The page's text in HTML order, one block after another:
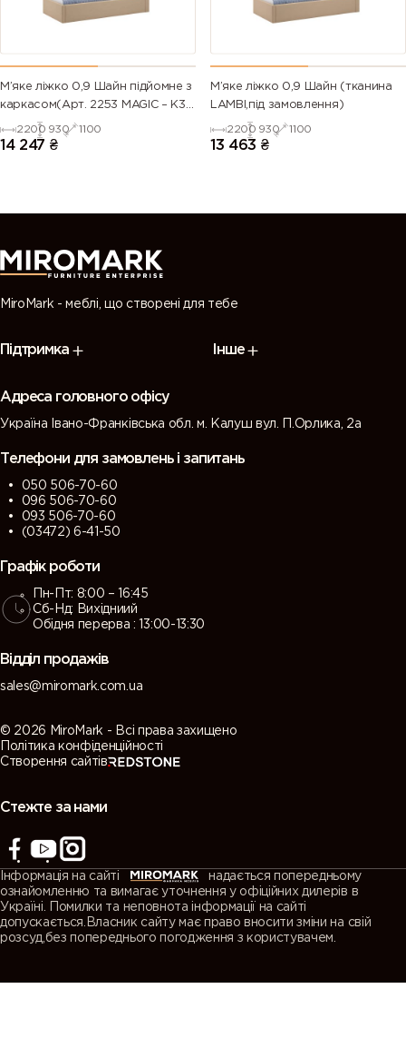
М’яке ліжко 0,9 Шайн підйомне з
каркасом(Арт. 2253 MAGIC – К3
(Пудровий Вельвет))
2200 930 1100
14 247 ₴
М’яке ліжко 0,9 Шайн (тканина
LAMBI,під замовлення)
2200 930 1100
13 463 ₴
MiroMark - меблі, що створені для тебе
Підтримка Інше
Адреса головного офісу
Україна Івано-Франківська обл. м. Калуш вул. П.Орлика, 2а
Телефони для замовлень і запитань
050 506-70-60
096 506-70-60
093 506-70-60
(03472) 6-41-50
Графік роботи
Пн-Пт: 8:00 – 16:45
Сб-Нд: Вихідниий
Обідня перерва : 13:00-13:30
Відділ продажів
sales@miromark.com.ua
© 2026 MiroMark - Всі права захищено
Політика конфіденційності
Створення сайтів
Стежте за нами
Інформація на сайті
надається попередньому
ознайомленню та вимагає уточнення у офіційних дилерів в
Україні. Помилки та неповнота інформації на сайті
допускається.Власник сайту має право вносити зміни на свій
розсуд,без попереднього погодження з користувачем.